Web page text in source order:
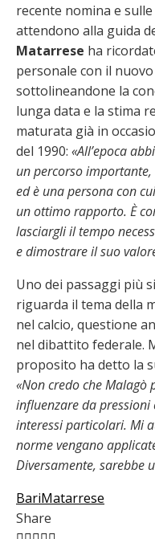
recente nomina e
attendono alla guida
Matarrese ha
personale con il
sottolineandone la
lunga data e la stima
maturata già in
del 1990: «All’epoca
un percorso importante,
ed è una persona con
un ottimo rapporto. È
lasciargli il tempo
e dimostrare il suo
Uno dei passaggi più
riguarda il tema della
nel calcio, questione
nel dibattito federale.
proposito ha detto la
«Non credo che Malagò
influenzare da pressioni
interessi particolari. Mi
norme vengano
Diversamente, sarebbe
BariMatarrese
Share